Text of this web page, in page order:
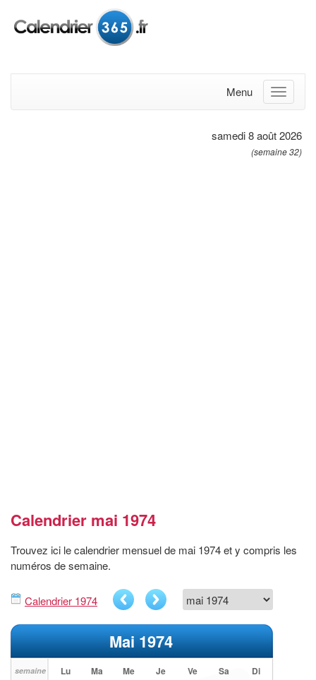
Menu
samedi 8 août 2026
(semaine 32)
Calendrier mai 1974
Trouvez ici le calendrier mensuel de mai 1974 et y compris les
numéros de semaine.
Calendrier 1974
Mai 1974
semaine Lu Ma Me Je Ve Sa Di